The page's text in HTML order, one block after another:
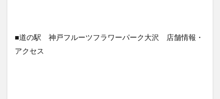
■道の駅 神戸フルーツフラワーパーク大沢 店舗情報・
アクセス